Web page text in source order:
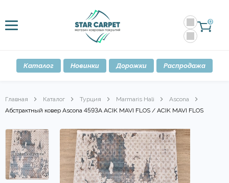
0
Каталог Новинки Дорожки Распродажа
Главная Каталог Турция Marmaris Hali
Ascona
Абстрактный ковер Ascona 4593A ACIK MAVI FLOS / ACIK MAVI FLOS